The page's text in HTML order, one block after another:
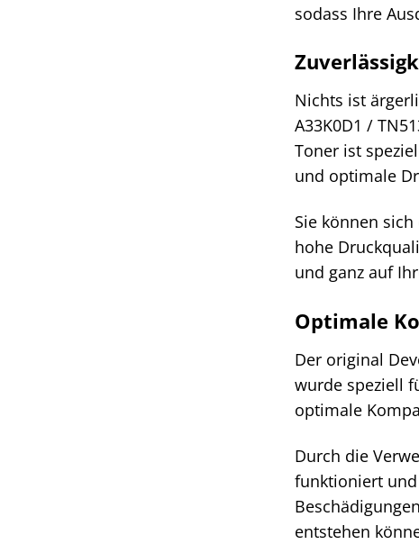
sodass Ihre
Nichts ist
A33K0D1 /
Toner ist
und optimale
Sie können
hohe
und ganz auf
Optimale
Der original
wurde speziell
optimale
Durch die
funktioniert
entstehen